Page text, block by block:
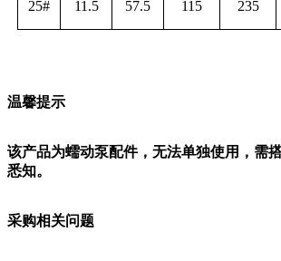
25# 11.5 57.5 115 235
温馨提示
该产品为蠕动泵配件，无法单独使用，需
悉知。
采购相关问题